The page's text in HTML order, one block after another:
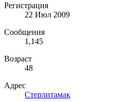
Регистрация
22 Июл 2009
Сообщения
1,145
Возраст
48
Адрес
Стерлитамак